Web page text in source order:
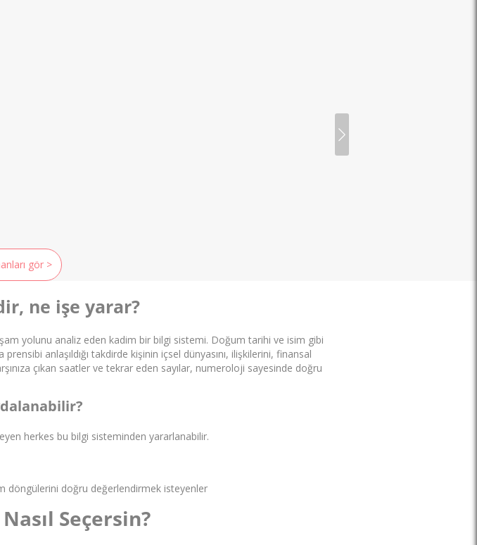
gör >
ne işe yarar?
yolunu analiz eden kadim bir bilgi sistemi. Doğum tarihi ve isim gibi
anlaşıldığı takdirde kişinin içsel dünyasını, ilişkilerini, finansal
çıkan saatler ve tekrar eden sayılar, numeroloji sayesinde doğru
herkes bu bilgi sisteminden yararlanabilir.
döngülerini doğru değerlendirmek isteyenler
Seçersin?